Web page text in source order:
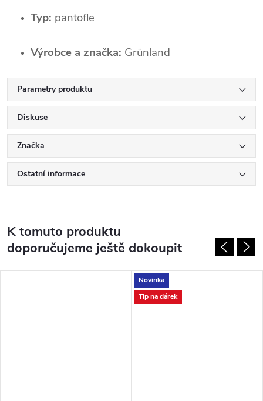
Typ: pantofle
Výrobce a značka: Grünland
Parametry produktu
Diskuse
Značka
Ostatní informace
K tomuto produktu
doporučujeme ještě dokoupit
Novinka
Tip na dárek